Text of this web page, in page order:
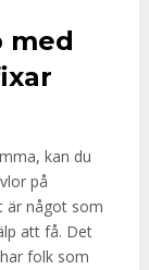
med
kan du
på
är något som
att få. Det
folk som